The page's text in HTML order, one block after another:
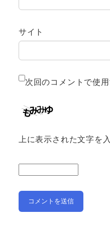
サイト
次回のコメントで使
上に表示された文字を